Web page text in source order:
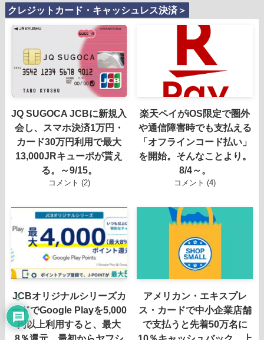
クレジットカード・キャッシュレス決済＞
JQ SUGOCA JCBに新規入
会し、スマホ決済1万円・
カード30万円利用で最大
13,000JRキューポが貰え
る。～9/15。
コメント (2)
楽天ペイがiOS限定で圏外
や通信障害時でも支払える
「オフラインコード払い」
を開始。そんなことより。
8/4～。
コメント (4)
JCBオリジナルシリーズカ
ードでGoogle Playを5,000
円以上利用すると、最大
アメリカン・エキスプレ
ス・カードで中小企業店舗
で支払うと先着50万名に
3